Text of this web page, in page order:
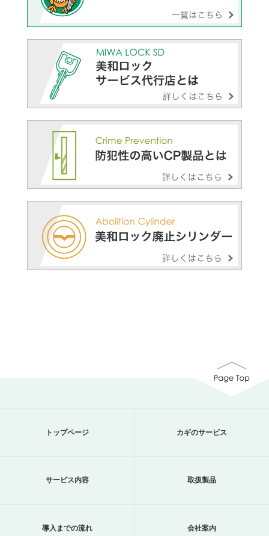
トップページ カギのサービス
サービス内容 取扱製品
導入までの流れ 会社案内